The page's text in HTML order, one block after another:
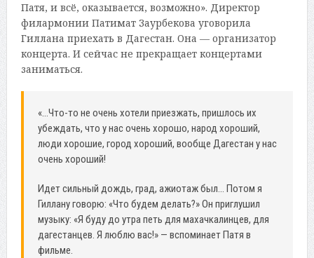
Патя, и всё, оказывается, возможно». Директор
филармонии Патимат Заурбекова уговорила
Гиллана приехать в Дагестан. Она — организатор
концерта. И сейчас не прекращает концертами
заниматься.
«…Что-то не очень хотели приезжать, пришлось их
убеждать, что у нас очень хорошо, народ хороший,
люди хорошие, город хороший, вообще Дагестан у нас
очень хороший!
Идет сильный дождь, град, ажиотаж был… Потом я
Гиллану говорю: «Что будем делать?» Он приглушил
музыку: «Я буду до утра петь для махачкалинцев, для
дагестанцев. Я люблю вас!» — вспоминает Патя в
фильме.